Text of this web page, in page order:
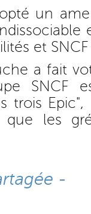
un
et
a fait
SNCF
trois
les
-